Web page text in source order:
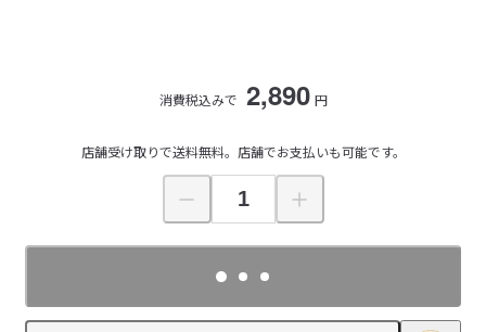
消費税込みで 2,890 円
店舗受け取りで送料無料。店舗でお支払いも可能です。